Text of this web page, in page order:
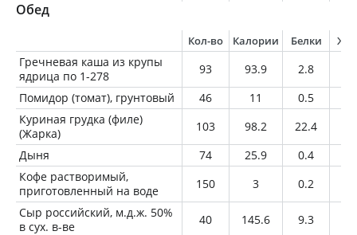
Обед
Кол-во Калории Белки
Гречневая каша из крупы
ядрица по 1-278
93 93.9 2.8
Помидор (томат), грунтовый
46 11 0.5
Куриная грудка (филе)
(Жарка)
103 98.2 22.4
Дыня
74 25.9 0.4
Кофе растворимый,
приготовленный на воде
150 3 0.2
Сыр российский, м.д.ж. 50%
в сух. в-ве
40 145.6 9.3